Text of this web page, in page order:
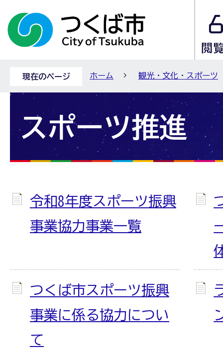
現在のページ ホーム 観光・文化・スポーツ
スポーツ推進
令和8年度スポーツ振興
事業協力事業一覧
つくば市スポーツ振興
事業に係る協力につい
て